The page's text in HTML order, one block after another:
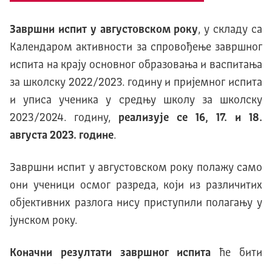
Завршни испит у августовском року, у складу са
Календаром активности за спровођење завршног
испита на крају основног образовања и васпитања
за школску 2022/2023. годину и пријемног испита
и уписа ученика у средњу школу за школску
2023/2024. годину, реализује се 16, 17. и 18.
августа 2023. године.
Завршни испит у августовском року полажу само
они ученици осмог разреда, који из различитих
објективних разлога нису приступили полагању у
јунском року.
Коначни резултати завршног испита ће бити